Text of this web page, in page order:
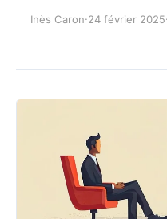
Inès Caron·24 février 2025·